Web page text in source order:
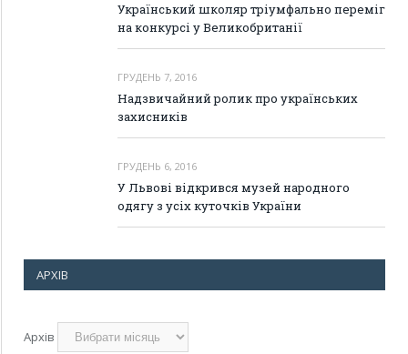
Український школяр тріумфально переміг
на конкурсі у Великобританії
ГРУДЕНЬ 7, 2016
Надзвичайний ролик про українських
захисників
ГРУДЕНЬ 6, 2016
У Львові відкрився музей народного
одягу з усіх куточків України
АРХІВ
Архів